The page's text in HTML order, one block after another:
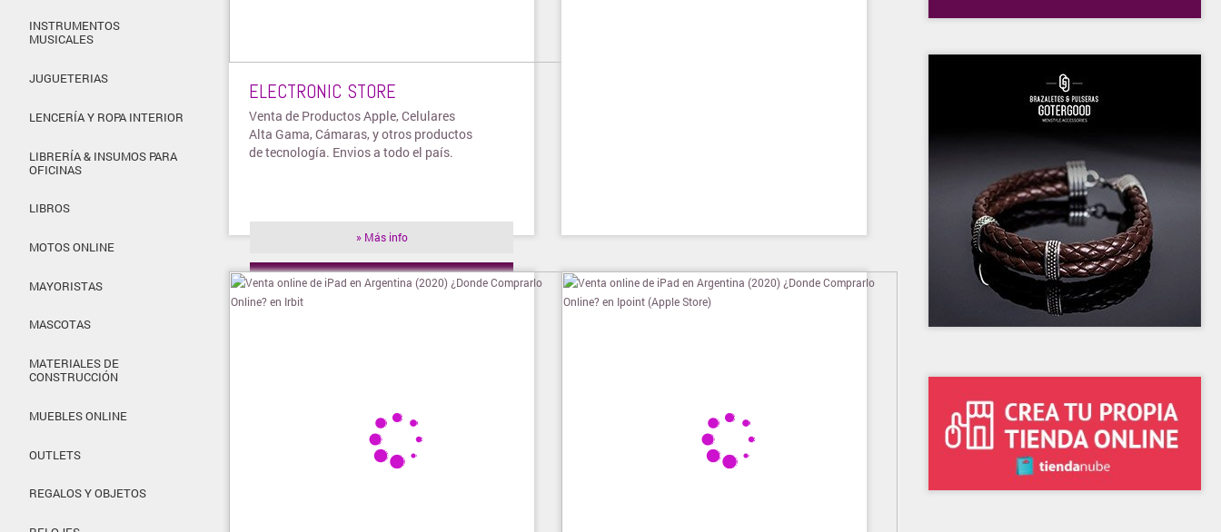
INSTRUMENTOS
MUSICALES
JUGUETERIAS
LENCERÍA Y ROPA INTERIOR
LIBRERÍA & INSUMOS PARA
OFICINAS
LIBROS
MOTOS ONLINE
MAYORISTAS
MASCOTAS
MATERIALES DE
CONSTRUCCIÓN
MUEBLES ONLINE
OUTLETS
REGALOS Y OBJETOS
ELECTRONIC STORE
Venta de Productos Apple, Celulares
Alta Gama, Cámaras, y otros productos
de tecnología. Envios a todo el país.
» Más info
» Visitar tienda